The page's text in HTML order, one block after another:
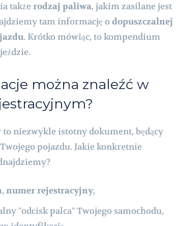
takżerodzaj paliwa, jakim zasilane jest
tam informację odopuszczalnej
. Krótko mówiąc, to kompendium
można znaleźć w
niezwykle istotny dokument, będący
pojazdu. Jakie konkretnie
numer rejestracyjny,
"odcisk palca" Twojego samochodu,